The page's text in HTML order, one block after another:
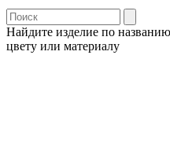
Найдите изделие по
цвету или материалу